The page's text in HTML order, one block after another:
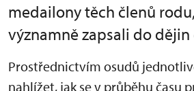
medailony těch členů
významně zapsali do dějin
Prostřednictvím osudů
nahlížet, jak se v průběhu času